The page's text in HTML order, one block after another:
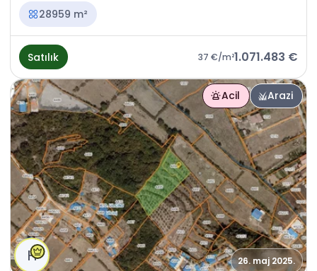
28959 m²
Satılık 37 €/m²1.071.483 €
Acil Arazi
26. maj 2025.
H